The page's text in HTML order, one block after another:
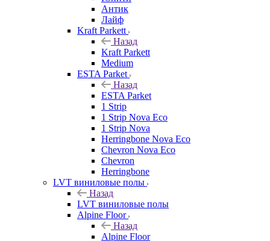
Антик
Лайф
Kraft Parkett
Назад
Kraft Parkett
Medium
ESTA Parket
Назад
ESTA Parket
1 Strip
1 Strip Nova Eco
1 Strip Nova
Herringbone Nova Eco
Chevron Nova Eco
Chevron
Herringbone
LVT виниловые полы
Назад
LVT виниловые полы
Alpine Floor
Назад
Alpine Floor